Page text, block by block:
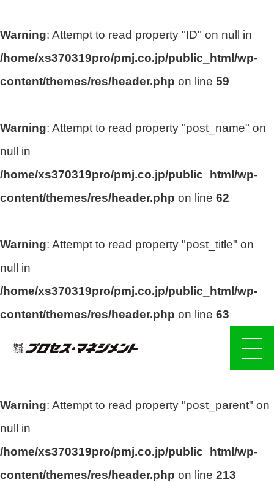
Warning: Attempt to read property "ID" on null in
/home/xs370319pro/pmj.co.jp/public_html/wp-
content/themes/res/header.php on line 59
Warning: Attempt to read property "post_name" on
null in
/home/xs370319pro/pmj.co.jp/public_html/wp-
content/themes/res/header.php on line 62
Warning: Attempt to read property "post_title" on
null in
/home/xs370319pro/pmj.co.jp/public_html/wp-
content/themes/res/header.php on line 63
Warning: Attempt to read property "post_parent" on
null in
/home/xs370319pro/pmj.co.jp/public_html/wp-
content/themes/res/header.php on line 213